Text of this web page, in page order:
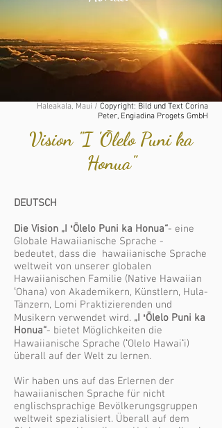
Haleakala, Maui / Copyright: Bild und Text Corina
Peter, Engiadina Progets GmbH
Vision "I 'Ōlelo Puni ka
Honua"
DEUTSCH
Die Vision „I ʻŌlelo Puni ka Honua“- eine
Globale Hawaiianische Sprache -
bedeutet, dass die hawaiianische Sprache
weltweit von unserer globalen
Hawaiianischen Familie (Native Hawaiian
ʻOhana) von Akademikern, Künstlern, Hula-
Tänzern, Lomi Praktizierenden und
Musikern verwendet wird. „I ʻŌlelo Puni ka
Honua“- bietet Möglichkeiten die
Hawaiianische Sprache (ʻOlelo Hawaiʻi)
überall auf der Welt zu lernen.
Wir haben uns auf das Erlernen der
hawaiianischen Sprache für nicht
englischsprachige Bevölkerungsgruppen
weltweit spezialisiert. Überall auf dem